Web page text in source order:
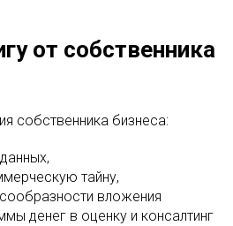
от собственника
собственника бизнеса:
тайну,
вложения
денег в оценку и консалтинг